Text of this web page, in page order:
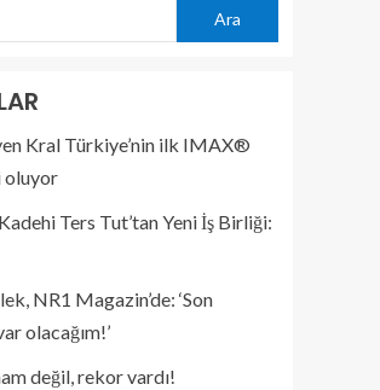
Ara
Kral Türkiye’nin ilk IMAX®
oluyor
Ters Tut’tan Yeni İş Birliği:
NR1 Magazin’de: ‘Son
olacağım!’
değil, rekor vardı!